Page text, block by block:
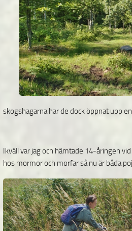
skogshagarna har de dock öppnat upp
Ikväll var jag och hämtade 14-åringen
hos mormor och morfar så nu är båda